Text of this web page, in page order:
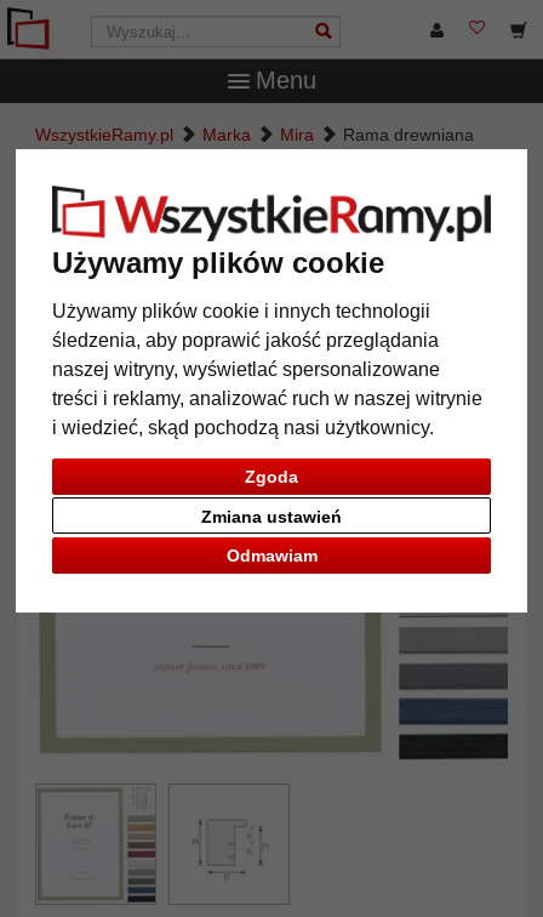
Używamy plików cookie
Używamy plików cookie i innych technologii
śledzenia, aby poprawić jakość przeglądania
naszej witryny, wyświetlać spersonalizowane
treści i reklamy, analizować ruch w naszej witrynie
i wiedzieć, skąd pochodzą nasi użytkownicy.
Zgoda
Odmawiam
Zmiana ustawień
Menu
WszystkieRamy.pl Marka Mira
Rama drewniana
Rama drewniana Burgundia na
wymiar
Powrót